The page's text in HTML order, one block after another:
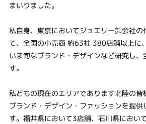
まいりました。
私自身、東京においてジュエリー卸会社の
て、全国の小売商 約63社 380店舗以上に
いま旬なブランド・デザインなど研究し、
す。
私どもの現在のエリアであります北陸の
ブランド・デザイン・ファッションを提供
す。福井県において3店舗、石川県におい